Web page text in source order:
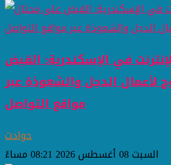
في الإسكندرية: القبض
لأعمال الدجل والشعوذة عبر
مواقع التواصل
حوادث
السبت 08 أغسطس 2026 08:21 مساءً